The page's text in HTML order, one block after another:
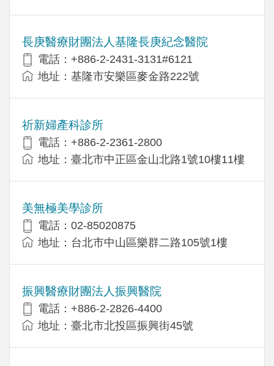
長庚醫療財團法人基隆長庚紀念醫院
電話：+886-2-2431-3131#6121
地址：基隆市安樂區麥金路222號
祈新婦產科診所
電話：+886-2-2361-2800
地址：臺北市中正區金山北路1號10樓11樓
美無極美學診所
電話：02-85020875
地址：台北市中山區樂群二路105號1樓
振興醫療財團法人振興醫院
電話：+886-2-2826-4400
地址：臺北市北投區振興街45號